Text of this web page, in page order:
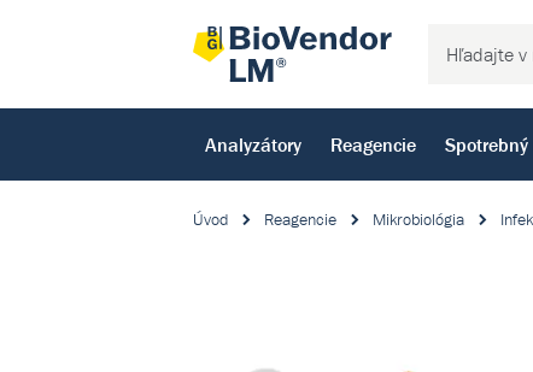
Analyzátory Reagencie
Úvod Reagencie Mikrobiológia